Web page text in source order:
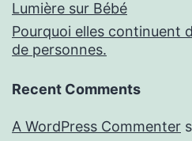
Lumière sur Bébé
Pourquoi elles continuent
de personnes.
Recent Comments
A WordPress Commenter